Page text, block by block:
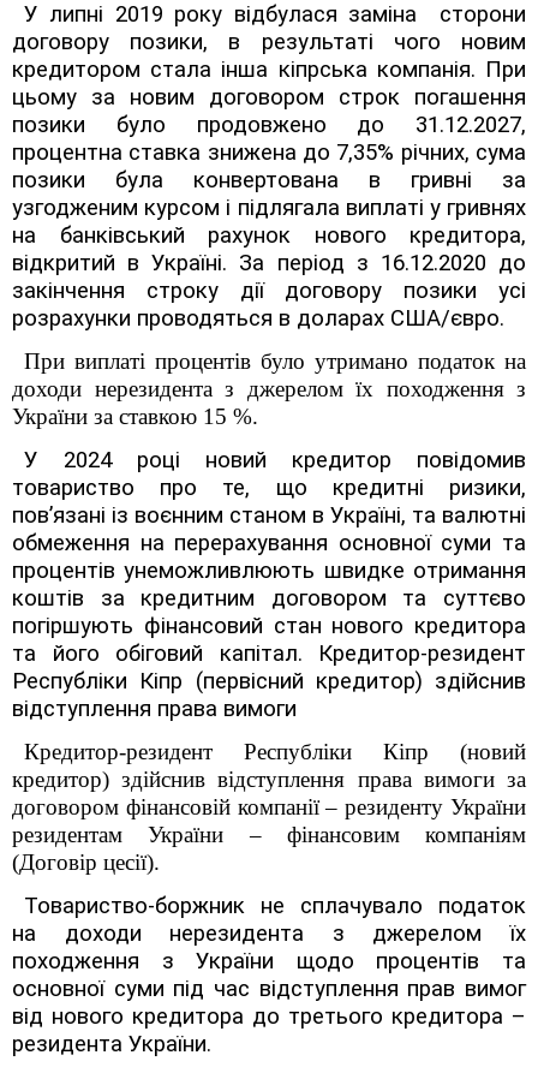
У липні 2019 року відбулася заміна сторони
договору позики, в результаті чого новим
кредитором стала інша кіпрська компанія. При
цьому за новим договором строк погашення
позики було продовжено до 31.12.2027,
процентна ставка знижена до 7,35% річних, сума
позики була конвертована в гривні за
узгодженим курсом і підлягала виплаті у гривнях
на банківський рахунок нового кредитора,
відкритий в Україні. За період з 16.12.2020 до
закінчення строку дії договору позики усі
розрахунки проводяться в доларах США/євро.
При виплаті процентів було утримано податок на
доходи нерезидента з джерелом їх походження з
України за ставкою 15 %.
У 2024 році новий кредитор повідомив
товариство про те, що кредитні ризики,
пов’язані із воєнним станом в Україні, та валютні
обмеження на перерахування основної суми та
процентів унеможливлюють швидке отримання
коштів за кредитним договором та суттєво
погіршують фінансовий стан нового кредитора
та його обіговий капітал. Кредитор-резидент
Республіки Кіпр (первісний кредитор) здійснив
відступлення права вимоги
Кредитор-резидент Республіки Кіпр (новий
кредитор) здійснив відступлення права вимоги за
договором фінансовій компанії – резиденту України
резидентам України – фінансовим компаніям
(Договір цесії).
Товариство-боржник не сплачувало податок
на доходи нерезидента з джерелом їх
походження з України щодо процентів та
основної суми під час відступлення прав вимог
від нового кредитора до третього кредитора –
резидента України.